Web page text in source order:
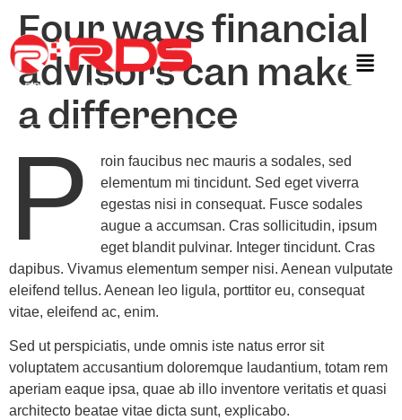
Four ways financial
advisors can make
a difference
P
roin faucibus nec mauris a sodales, sed
elementum mi tincidunt. Sed eget viverra
egestas nisi in consequat. Fusce sodales
augue a accumsan. Cras sollicitudin, ipsum
eget blandit pulvinar. Integer tincidunt. Cras
dapibus. Vivamus elementum semper nisi. Aenean vulputate
eleifend tellus. Aenean leo ligula, porttitor eu, consequat
vitae, eleifend ac, enim.
Sed ut perspiciatis, unde omnis iste natus error sit
voluptatem accusantium doloremque laudantium, totam rem
aperiam eaque ipsa, quae ab illo inventore veritatis et quasi
architecto beatae vitae dicta sunt, explicabo.